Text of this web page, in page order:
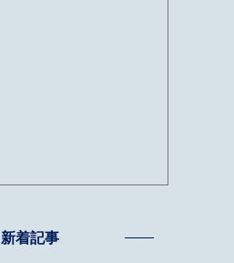
新着記事